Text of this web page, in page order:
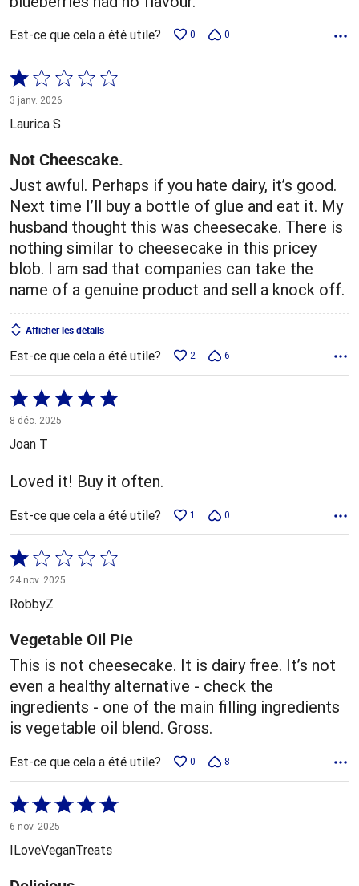
Est-ce que cela a été utile? 0 0
Coté
1 sur
5
3 janv. 2026
Laurica S
Not Cheescake.
Just awful. Perhaps if you hate dairy, it’s good.
Next time I’ll buy a bottle of glue and eat it. My
husband thought this was cheesecake. There is
nothing similar to cheesecake in this pricey
blob. I am sad that companies can take the
name of a genuine product and sell a knock off.
Afficher les détails
Est-ce que cela a été utile? 2 6
Coté
5 sur
5
8 déc. 2025
Joan T
Loved it! Buy it often.
Est-ce que cela a été utile? 1 0
Coté
1 sur
5
24 nov. 2025
RobbyZ
Vegetable Oil Pie
This is not cheesecake. It is dairy free. It’s not
even a healthy alternative - check the
ingredients - one of the main filling ingredients
is vegetable oil blend. Gross.
Est-ce que cela a été utile? 0 8
Coté
5 sur
5
6 nov. 2025
ILoveVeganTreats